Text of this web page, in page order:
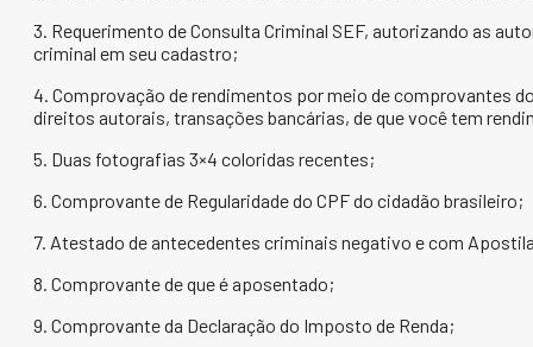
3. Requerimento de Consulta Criminal SEF, autorizando as
criminal em seu cadastro;
4. Comprovação de rendimentos por meio de comprovantes
direitos autorais, transações bancárias, de que você tem
5. Duas fotografias 3×4 coloridas recentes;
6. Comprovante de Regularidade do CPF do cidadão brasileiro;
7. Atestado de antecedentes criminais negativo e com
8. Comprovante de que é aposentado;
9. Comprovante da Declaração do Imposto de Renda;